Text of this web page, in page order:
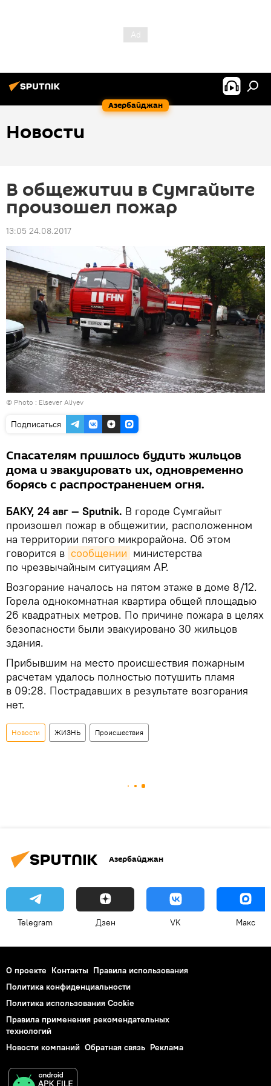
Азербайджан
Новости
В общежитии в Сумгайыте
произошел пожар
13:05 24.08.2017
© Photo : Elsever Aliyev
Подписаться
Спасателям пришлось будить жильцов
дома и эвакуировать их, одновременно
борясь с распространением огня.
БАКУ, 24 авг — Sputnik. В городе Сумгайыт
произошел пожар в общежитии, расположенном
на территории пятого микрорайона. Об этом
говорится в сообщении министерства
по чрезвычайным ситуациям АР.
Возгорание началось на пятом этаже в доме 8/12.
Горела однокомнатная квартира общей площадью
26 квадратных метров. По причине пожара в целях
безопасности были эвакуировано 30 жильцов
здания.
Прибывшим на место происшествия пожарным
расчетам удалось полностью потушить пламя
в 09:28. Пострадавших в результате возгорания
нет.
Новости ЖИЗНЬ Происшествия
Азербайджан
Telegram Дзен VK Макс
О проекте Контакты Правила использования
Политика конфиденциальности
Политика использования Cookie
Правила применения рекомендательных
технологий
Новости компаний Обратная связь Реклама